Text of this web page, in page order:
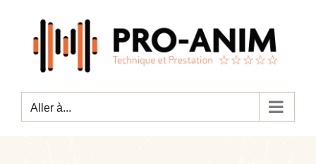
contenu
Aller à...